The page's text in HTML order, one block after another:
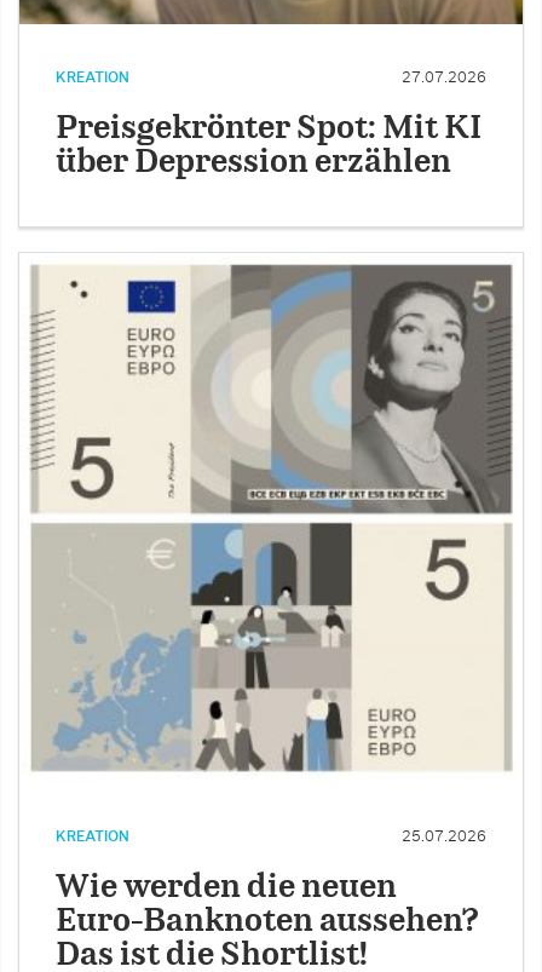
KREATION 27.07.2026
Preisgekrönter Spot: Mit KI
über Depression erzählen
KREATION 25.07.2026
Wie werden die neuen
Euro-Banknoten aussehen?
Das ist die Shortlist!